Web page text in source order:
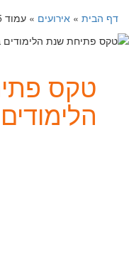
דף הבית» אירועים» עמוד 115
טקס